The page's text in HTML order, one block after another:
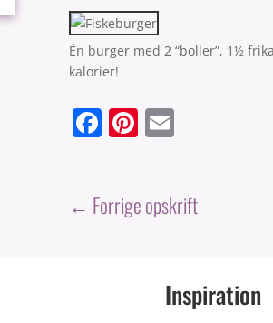
Én burger med 2 “boller”, 1½
kalorier!
F
e
Pi
e
E
l
← Forrige opskrift
Inspiration